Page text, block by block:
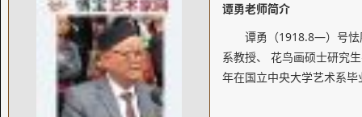
谭勇老师简介
谭勇（1918.8—）号怯
系教授、 花鸟画硕士研究
年在国立中央大学艺术系